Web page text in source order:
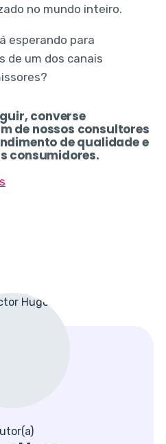
no mundo inteiro.
esperando para
de um dos canais
converse
de nossos consultores
de qualidade e
consumidores.